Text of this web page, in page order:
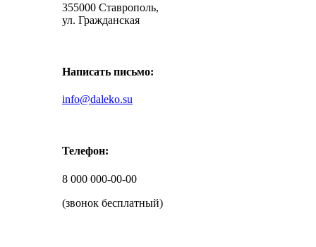
355000 Ставрополь,
ул. Гражданская
Написать письмо:
info@daleko.su
Телефон:
8 000 000-00-00
(звонок бесплатный)